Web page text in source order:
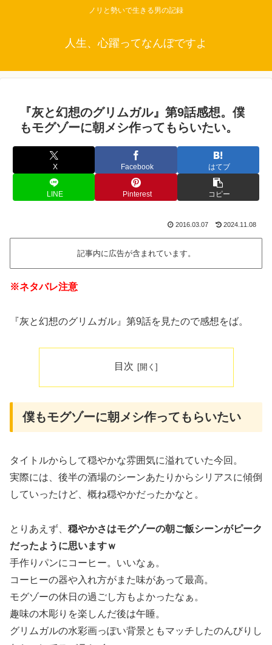
ノリと勢いで生きる男の記録
人生、心躍ってなんぼですよ
『灰と幻想のグリムガル』第9話感想。僕
もモグゾーに朝メシ作ってもらいたい。
X Facebook はてブ
LINE Pinterest コピー
2016.03.07 2024.11.08
記事内に広告が含まれています。
※ネタバレ注意
『灰と幻想のグリムガル』第9話を見たので感想をば。
目次
僕もモグゾーに朝メシ作ってもらいたい
タイトルからして穏やかな雰囲気に溢れていた今回。
実際には、後半の酒場のシーンあたりからシリアスに傾倒
していったけど、概ね穏やかだったかなと。
とりあえず、 穏やかさはモグゾーの朝ご飯シーンがピーク
だったように思いますｗ
手作りパンにコーヒー。いいなぁ。
コーヒーの器や入れ方がまた味があって最高。
モグゾーの休日の過ごし方もよかったなぁ。
趣味の木彫りを楽しんだ後は午睡。
グリムガルの水彩画っぽい背景ともマッチしたのんびりし